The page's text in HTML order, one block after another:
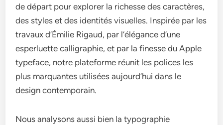
de départ pour explorer la richesse des caractères,
des styles et des identités visuelles. Inspirée par les
travaux d’Émilie Rigaud, par l’élégance d’une
esperluette calligraphie, et par la finesse du Apple
typeface, notre plateforme réunit les polices les
plus marquantes utilisées aujourd’hui dans le
design contemporain.
Nous analysons aussi bien la typographie